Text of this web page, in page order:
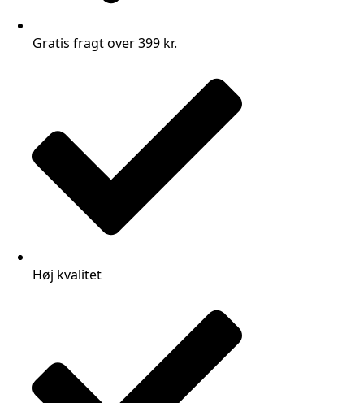
Gratis fragt over 399 kr.
Høj kvalitet